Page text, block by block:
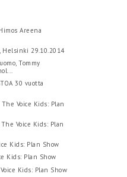
Areena
Helsinki 29.10.2014
Tommy
30 vuotta
Voice Kids: Plan
Voice Kids: Plan
Kids: Plan Show
Kids: Plan Show
Kids: Plan Show